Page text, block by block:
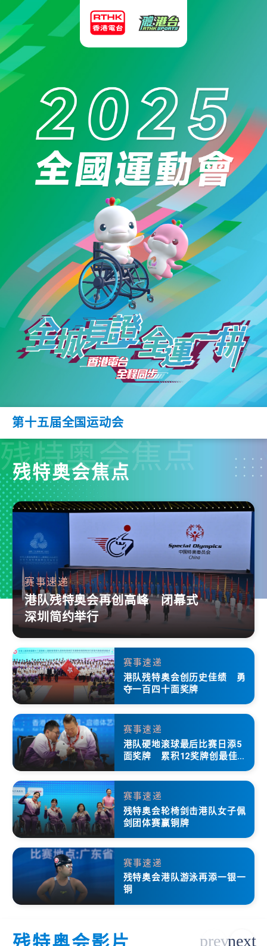
第十五届全国运动会
残特奥会焦点
残特奥会焦点
赛事速递
港队残特奥会再创高峰 闭幕式
深圳简约举行
赛事速递
港队残特奥会创历史佳绩 勇
夺一百四十面奖牌
赛事速递
港队硬地滚球最后比赛日添5
面奖牌 累积12奖牌创最佳成
赛事速递
残特奥会轮椅剑击港队女子佩
剑团体赛赢铜牌
赛事速递
残特奥会港队游泳再添一银一
铜